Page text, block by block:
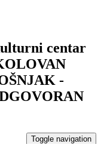
centar
-
Toggle navigation